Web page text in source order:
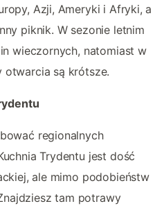
Azji, Ameryki i Afryki, a
piknik. W sezonie letnim
wieczornych, natomiast w
otwarcia są krótsze.
regionalnych
Trydentu jest dość
ale mimo podobieństw
tam potrawy